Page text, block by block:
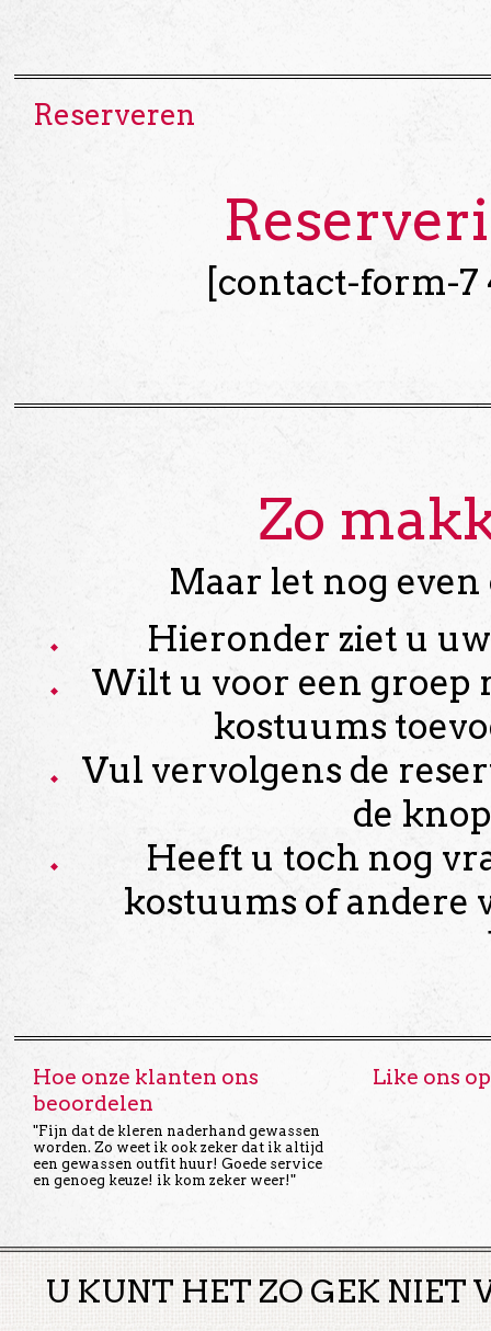
Reserveren
[contact-form-7
Zo
Maar let nog
Hieronder ziet u
Wilt u voor een groep
kostuums
Vul vervolgens de
de
Heeft u toch nog
kostuums of andere
Hoe onze klanten ons
beoordelen
"Fijn dat de kleren naderhand gewassen
worden. Zo weet ik ook zeker dat ik altijd
een gewassen outfit huur! Goede service
en genoeg keuze! ik kom zeker weer!"
Like ons
U KUNT HET ZO GEK NIET